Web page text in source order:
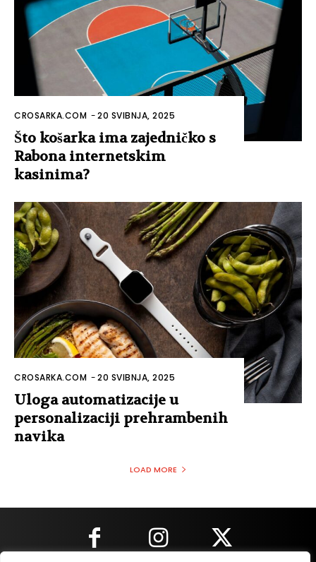
CROSARKA.COM -20 SVIBNJA, 2025
Što košarka ima zajedničko s
Rabona internetskim
kasinima?
CROSARKA.COM -20 SVIBNJA, 2025
Uloga automatizacije u
personalizaciji prehrambenih
navika
LOAD MORE